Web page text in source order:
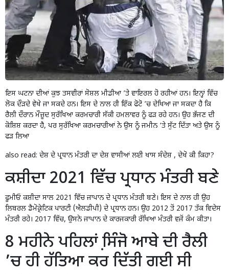
ਇਸ ਘਟਨਾ ਦੀਆਂ ਕੁਝ ਤਸਵੀਰਾਂ ਸੋਸ਼ਲ ਮੀਡੀਆ ’ਤੇ ਵਾਇਰਲ ਹੋ ਰਹੀਆਂ ਹਨ। ਇਨ੍ਹਾਂ ਵਿੱਚ
ਲੋਕ ਦੌੜਦੇ ਵੇਖੇ ਜਾ ਸਕਦੇ ਹਨ। ਇਸ ਦੇ ਨਾਲ ਹੀ ਇੱਕ ਫੋਟੋ ’ਚ ਦੇਖਿਆ ਜਾ ਸਕਦਾ ਹੈ ਕਿ
ਰੈਲੀ ਦੌਰਾਨ ਮੌਜ਼ੂਦ ਸੁਰੱਖਿਆ ਕਰਮਚਾਰੀ ਸੱਕੀ ਹਮਲਾਵਰ ਨੂੰ ਫੜ ਰਹੇ ਹਨ। ਉਹ ਭੱਜਣ ਦੀ
ਕੋਸ਼ਿਸ਼ ਕਰਦਾ ਹੈ, ਪਰ ਸੁਰੱਖਿਆ ਕਰਮਚਾਰੀਆਂ ਨੇ ਉਸ ਨੂੰ ਜਮੀਨ ‘ਤੇ ਸੁੱਟ ਦਿੱਤਾ ਅਤੇ ਉਸ ਨੂੰ
ਫੜ ਲਿਆ
also read: ਦੇਸ਼ ਦੇ ਪ੍ਰਧਾਨ ਮੰਤਰੀ ਦਾ ਦੇਸ਼ ਵਾਸੀਆਂ ਲਈ ਖਾਸ ਸੰਦੇਸ਼ , ਦੇਖੋ ਕੀ ਕਿਹਾ?
ਕਸ਼ੀਦਾ 2021 ਵਿੱਚ ਪ੍ਰਧਾਨ ਮੰਤਰੀ ਬਣੇ
ਫੂਮੀਓ ਕਸ਼ੀਦਾ ਸਾਲ 2021 ਵਿੱਚ ਜਾਪਾਨ ਦੇ ਪ੍ਰਧਾਨ ਮੰਤਰੀ ਬਣੇ। ਇਸ ਦੇ ਨਾਲ ਹੀ ਉਹ
ਲਿਬਰਲ ਡੈਮੋਕ੍ਰੇਟਿਕ ਪਾਰਟੀ (ਐਲਡੀਪੀ) ਦੇ ਪ੍ਰਧਾਨ ਹਨ। ਉਹ 2012 ਤੋਂ 2017 ਤੱਕ ਵਿਦੇਸ
ਮੰਤਰੀ ਰਹੇ। 2017 ਵਿੱਚ, ਉਸਨੇ ਜਾਪਾਨ ਦੇ ਕਾਰਜਕਾਰੀ ਰੱਖਿਆ ਮੰਤਰੀ ਵਜੋਂ ਕੰਮ ਕੀਤਾ।
8 ਮਹੀਨੇ ਪਹਿਲਾਂ ਸਿ਼ੰਜੋ ਆਬੇ ਦੀ ਰੈਲੀ
’ਚ ਹੀ ਹੱਤਿਆ ਕਰ ਦਿੱਤੀ ਗਈ ਸੀ